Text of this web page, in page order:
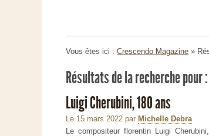
Vous êtes ici : Crescendo Magazine »
Résultats de la recherche pour :
Luigi Cherubini, 180 ans
Le 15 mars 2022 par Michelle Debra
Le compositeur florentin Luigi